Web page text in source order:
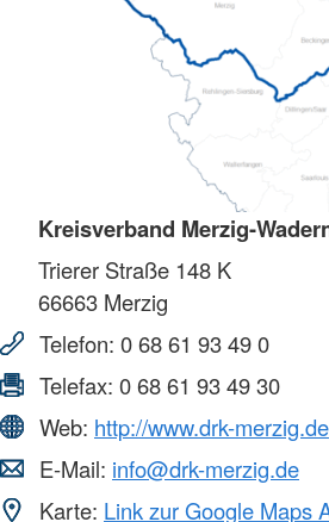
Kreisverband Merzig-
Trierer Straße 148 K
66663 Merzig
Telefon: 0 68 61 93 49 0
Telefax: 0 68 61 93 49 30
Web: http://www.drk-merzig.de
E-Mail: info@drk-merzig.de
Karte: Link zur Google Maps